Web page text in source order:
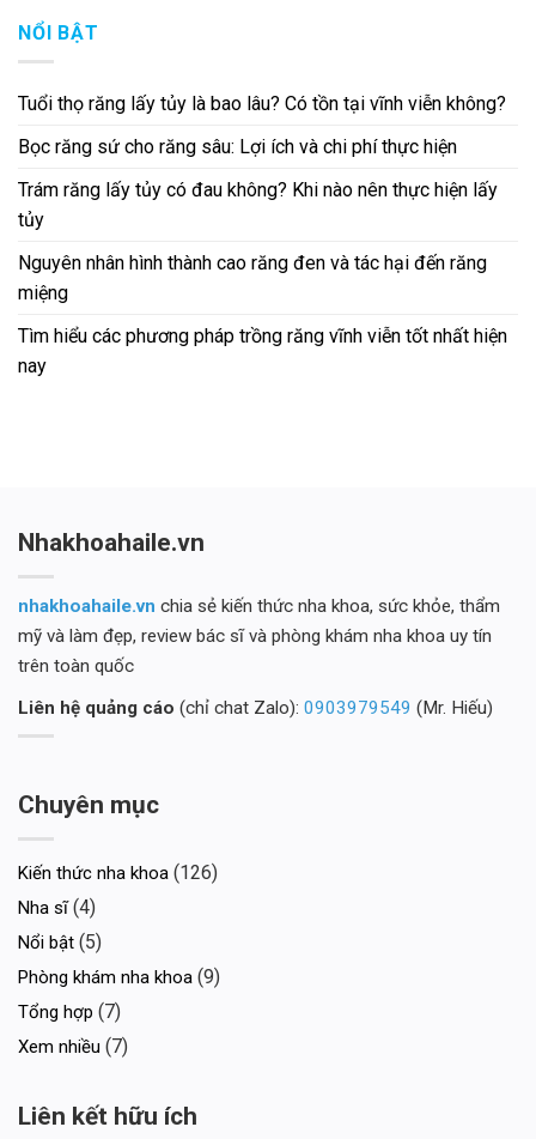
NỔI BẬT
Tuổi thọ răng lấy tủy là bao lâu? Có tồn tại vĩnh viễn không?
Bọc răng sứ cho răng sâu: Lợi ích và chi phí thực hiện
Trám răng lấy tủy có đau không? Khi nào nên thực hiện lấy
tủy
Nguyên nhân hình thành cao răng đen và tác hại đến răng
miệng
Tìm hiểu các phương pháp trồng răng vĩnh viễn tốt nhất hiện
nay
Nhakhoahaile.vn
nhakhoahaile.vn chia sẻ kiến thức nha khoa, sức khỏe, thẩm
mỹ và làm đẹp, review bác sĩ và phòng khám nha khoa uy tín
trên toàn quốc
Liên hệ quảng cáo (chỉ chat Zalo): 0903979549 (Mr. Hiếu)
Chuyên mục
Kiến thức nha khoa (126)
Nha sĩ(4)
Nổi bật (5)
Phòng khám nha khoa (9)
Tổng hợp (7)
Xem nhiều (7)
Liên kết hữu ích